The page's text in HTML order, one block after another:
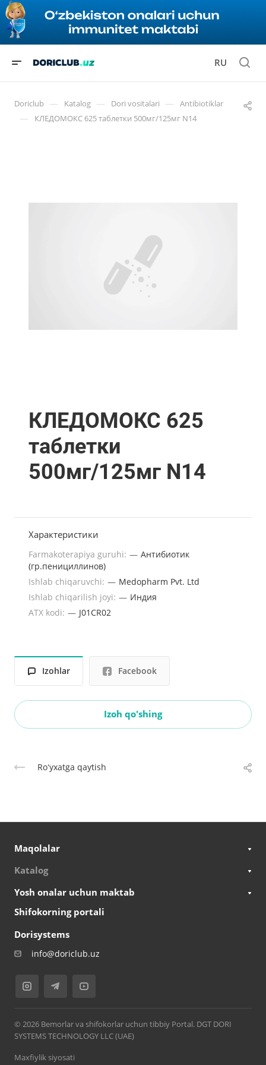
RU
Doriclub — Katalog — Dori vositalari — Antibiotiklar
— КЛЕДОМОКС 625 таблетки 500мг/125мг N14
КЛЕДОМОКС 625
таблетки
500мг/125мг N14
Характеристики
Farmakoterapiya guruhi: — Антибиотик
(гр.пенициллинов)
Ishlab chiqaruvchi: — Medopharm Pvt. Ltd
Ishlab chiqarilish joyi: — Индия
ATX kodi: — J01CR02
Izohlar Facebook
Izoh qo'shing
Roʻyxatga qaytish
Maqolalar
Katalog
Yosh onalar uchun maktab
Shifokorning portali
Dorisystems
info@doriclub.uz
© 2026 Bemorlar va shifokorlar uchun tibbiy Portal. DGT DORI
SYSTEMS TECHNOLOGY LLC (UAE)
Maxfiylik siyosati